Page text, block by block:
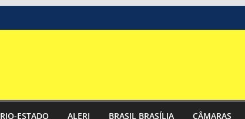
RIO-ESTADO ALERJ BRASIL BRASÍLIA CÂMARAS